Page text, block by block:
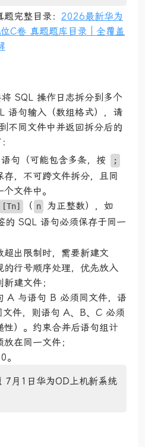
完整目录： 2026最新华为
C卷 真题题库目录｜全覆盖
SQL 操作日志拆分到多个
语句输入（数组格式），请
不同文件中并返回拆分后的
句（可能包含多条，按
;
，不可跨文件拆分，且同
文件中。
[Tn] （ n 为正整数），如
的 SQL 语句必须保存于同一
超出限制时，需要新建文
的行号顺序处理，优先放入
建文件；
A 与语句 B 必须同文件，语
件，则语句 A、B、C 必须
性）。约束合并后语句组计
在同一文件；
月1日华为OD上机新系统